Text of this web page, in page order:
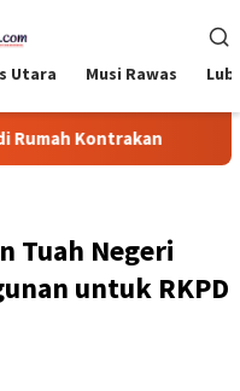
Utara Musi Rawas
Devi
Tuah Negeri
untuk RKPD